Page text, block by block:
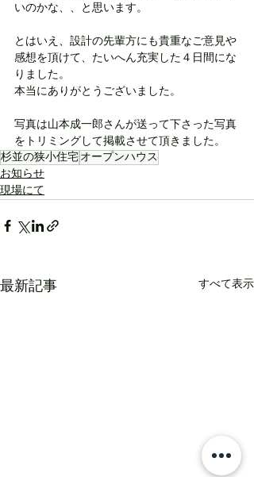
いのかな、、と思います。
とはいえ、設計の先輩方にも貴重なご意見や
感想を頂けて、たいへん充実した４日間にな
りました。
本当にありがとうございました。
写真は山本成一郎さんが送って下さった写真
をトリミングして掲載させて頂きました。
杉並の狭小住宅オープンハウス
お知らせ
現場にて
最新記事 すべて表示